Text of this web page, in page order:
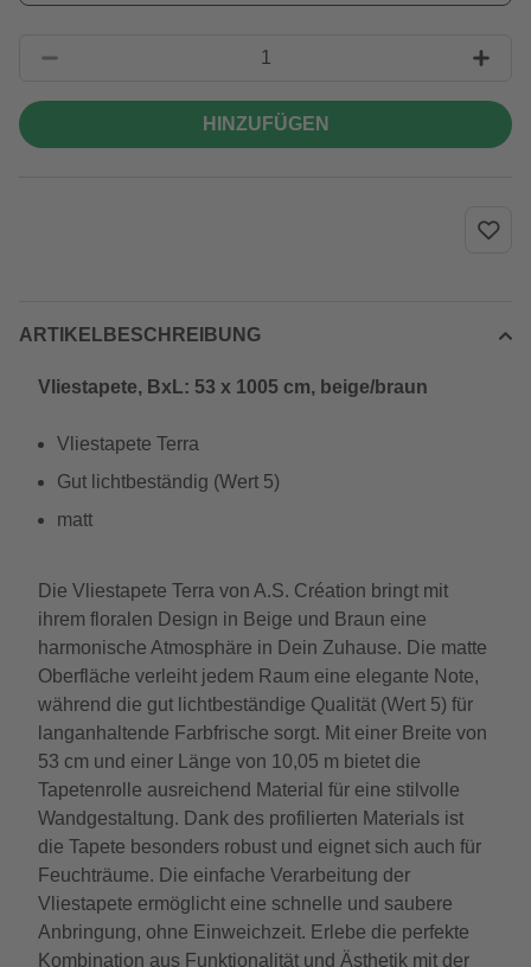
HINZUFÜGEN
ARTIKELBESCHREIBUNG
Vliestapete, BxL: 53 x 1005 cm, beige/braun
Vliestapete Terra
Gut lichtbeständig (Wert 5)
matt
Die Vliestapete Terra von A.S. Création bringt mit
ihrem floralen Design in Beige und Braun eine
harmonische Atmosphäre in Dein Zuhause. Die matte
Oberfläche verleiht jedem Raum eine elegante Note,
während die gut lichtbeständige Qualität (Wert 5) für
langanhaltende Farbfrische sorgt. Mit einer Breite von
53 cm und einer Länge von 10,05 m bietet die
Tapetenrolle ausreichend Material für eine stilvolle
Wandgestaltung. Dank des profilierten Materials ist
die Tapete besonders robust und eignet sich auch für
Feuchträume. Die einfache Verarbeitung der
Vliestapete ermöglicht eine schnelle und saubere
Anbringung, ohne Einweichzeit. Erlebe die perfekte
Kombination aus Funktionalität und Ästhetik mit der